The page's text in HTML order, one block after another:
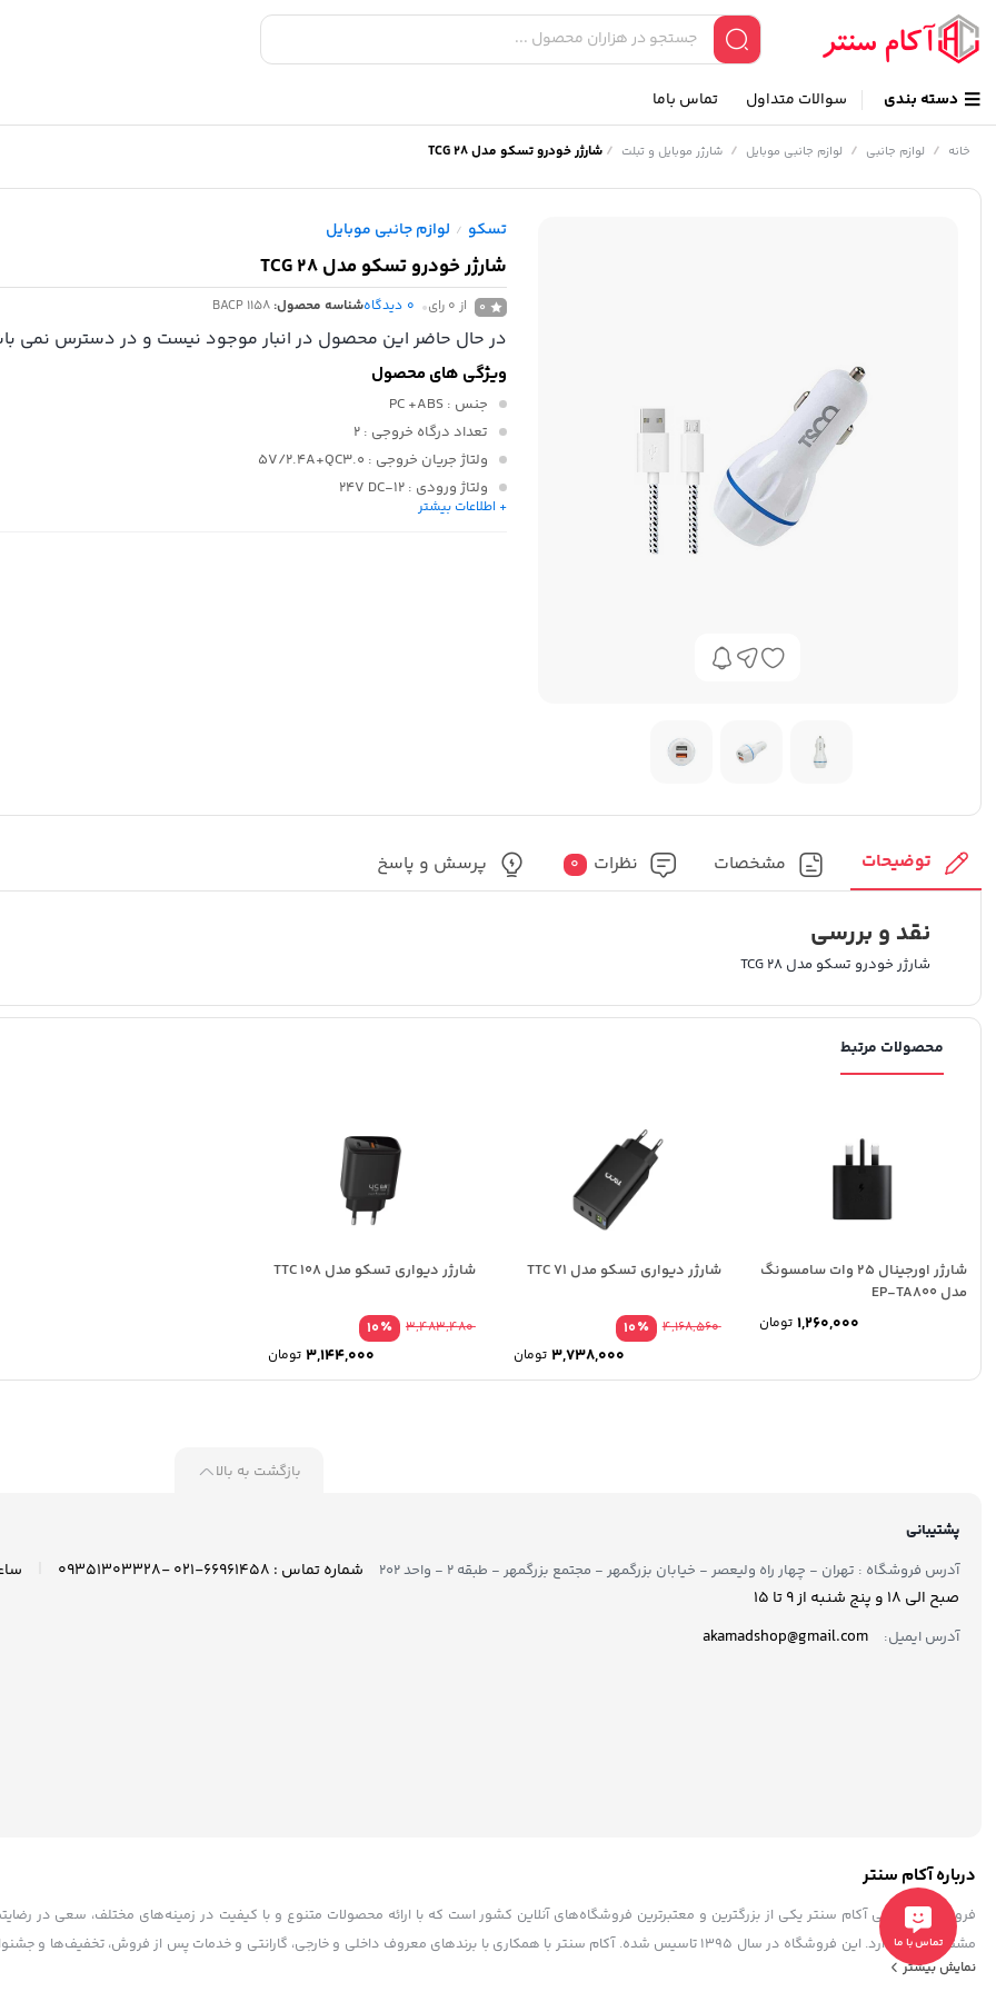
دسته بندی سوالات متداول تماس باما
خانه / لوازم جانبی / لوازم جانبی موبایل / شارژر موبایل و تبلت /شارژر خودرو تسکو مدل TCG 28
تسکو / لوازم جانبی موبایل
شارژر خودرو تسکو مدل TCG 28
0 از 0 رای 0 دیدگاهشناسه محصول: BACP 1158
در حال حاضر این محصول در انبار موجود نیست و در دسترس نمی
ویژگی های محصول
جنس : PC +ABS
تعداد درگاه خروجی : 2
ولتاژ جریان خروجی : 5V/2.4A+QC3.0
ولتاژ ورودی : 12-24V DC
اقلام همراه
+ اطلاعات بیشتر
توضیحات مشخصات نظرات 0 پرسش و پاسخ
نقد و بررسی
شارژر خودرو تسکو مدل TCG 28
محصولات مرتبط
شارژر اورجینال 25 وات سامسونگ
مدل EP-TA800
تومان
شارژر دیواری تسکو مدل TTC 71
٪10
4,168,560
تومان
شارژر دیواری تسکو مدل TTC 108
٪10
3,483,480
تومان
بازگشت به بالا
پشتیبانی
آدرس فروشگاه : تهران - چهار راه ولیعصر - خیابان بزرگمهر - مجتمع بزرگمهر - طبقه ۲ - واحد ۲۰۲
شماره تماس : ۶۶۹۶۱۴۵۸-۰۲۱ -۰۹۳۵۱۳۰۳۳۲۸
صبح الی 18 و پنج شنبه از 9 تا ۱5
آدرس ایمیل: akamadshop@gmail.com
درباره آکام سنتر
فروشگاه اینترنتی آکام سنتر یکی از بزرگترین و معتبرترین فروشگاه‌های آنلاین کشور است که با ارائه محصولات متنوع و با کیفیت در زمینه‌های مختلف، سعی در
مشتریان خود دارد. این فروشگاه در سال ۱۳۹۵ تاسیس شده. آکام سنتر با همکاری با برندهای معروف داخلی و خارجی، گارانتی و خدمات پس از فروش، تخفیف‌ها
به فرد، پشتیبانی حرفه ای، به عنوان یک فروشگاه مطمئن و مورد اعتماد شناخته شده است. آکام سنتر با هدف توسعه بازار خرید و فروش الکترونیکی و افزایش رضایت
نمایش بیشتر
تماس با ما